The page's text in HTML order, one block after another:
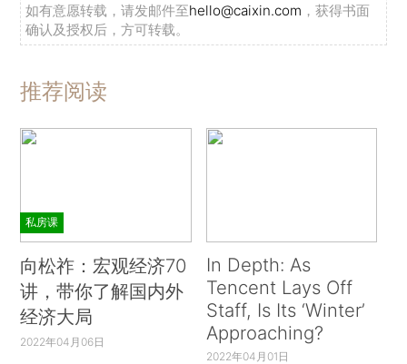
如有意愿转载，请发邮件至hello@caixin.com ，获得书面
确认及授权后，方可转载。
推荐阅读
私房课
向松祚：宏观经济70
讲，带你了解国内外
经济大局
2022年04月06日
In Depth: As
Tencent Lays Off
Staff, Is Its ‘Winter’
Approaching?
2022年04月01日